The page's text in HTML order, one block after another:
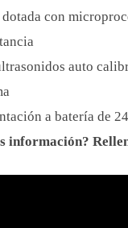
con
auto
a batería de
información?